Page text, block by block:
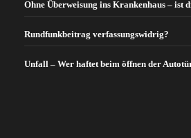
Ohne Überweisung ins Krankenhaus – ist
Rundfunkbeitrag verfassungswidrig?
Unfall – Wer haftet beim öffnen der